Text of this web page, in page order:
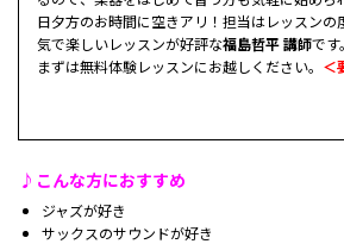
日夕方のお時間に空きアリ！担当はレッスン
気で楽しいレッスンが好評な福島哲平 講師です。
まずは無料体験レッスンにお越しください。 ＜
♪こんな方におすすめ
ジャズが好き
サックスのサウンドが好き